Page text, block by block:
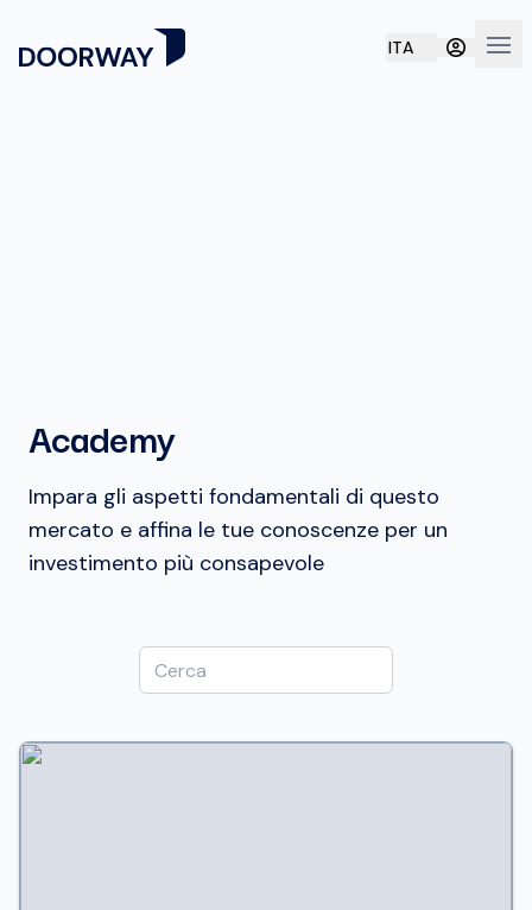
ITA
Academy
Impara gli aspetti fondamentali di questo
mercato e affina le tue conoscenze per un
investimento più consapevole